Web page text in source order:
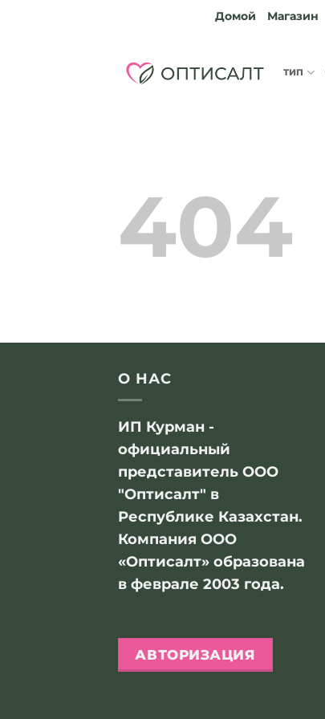
Домой Магазин
ТИП
404
О НАС
ИП Курман -
официальный
представитель ООО
"Оптисалт" в
Республике Казахстан.
Компания ООО
«Оптисалт» образована
в феврале 2003 года.
АВТОРИЗАЦИЯ